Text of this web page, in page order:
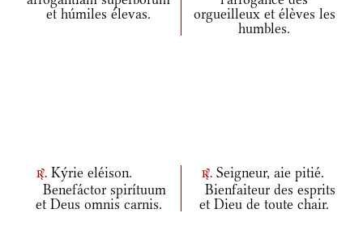
et húmiles élevas.
orgueilleux et élèves les
humbles.
r. Kýrie eléison. r. Seigneur, aie pitié.
Benefáctor spirítuum
et Deus omnis carnis.
Bienfaiteur des esprits
et Dieu de toute chair.